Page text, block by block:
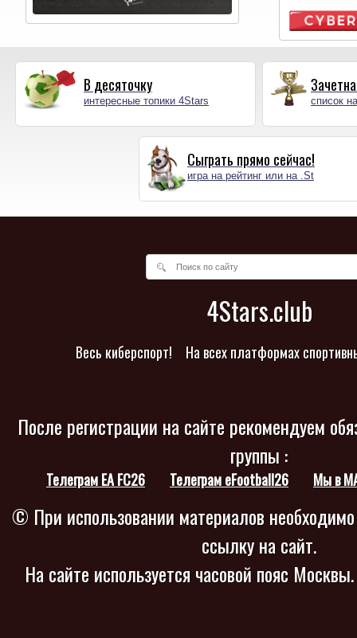
В десяточку
интересные топики 4Stars список
Сыграть прямо сейчас!
игра на рейтинг или на .St
4Stars.club
Весь киберспорт! На всех платформах
После регистрации на сайте рекомендуем
группы :
Телеграм EA FC26 Телеграм eFootball26 Мы в
© При использовании материалов
ссылку на сайт.
На сайте используется часовой пояс